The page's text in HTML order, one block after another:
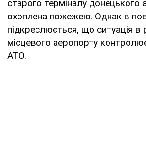
старого терміналу донецького
охоплена пожежею. Однак в
підкреслюється, що ситуація в
місцевого аеропорту
АТО.